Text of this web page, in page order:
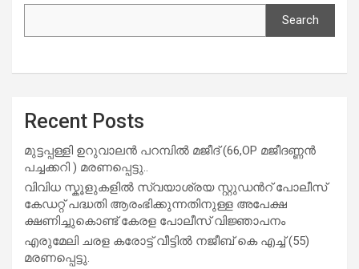
Search
Recent Posts
മുട്ടപ്പള്ളി ഉറുവാലൻ പറമ്പിൽ മജീദ് (66,OP മജീദണ്ണൻ
പച്ചക്കറി ) മരണപ്പെട്ടു..
വിവിധ സ്കൂളുകളില്‍ സ്വയാശ്രയ സ്റ്റുഡന്‍റ് പോലീസ്
കേഡറ്റ് പദ്ധതി ആരംഭിക്കുന്നതിനുള്ള അപേക്ഷ
ക്ഷണിച്ചുകൊണ്ട് കേരള പോലീസ് വിജ്ഞാപനം
എരുമേലി ചരള കരോട്ട് വീട്ടിൽ നജീബ് കെ എച്ച് (55)
മരണപ്പെട്ടു.